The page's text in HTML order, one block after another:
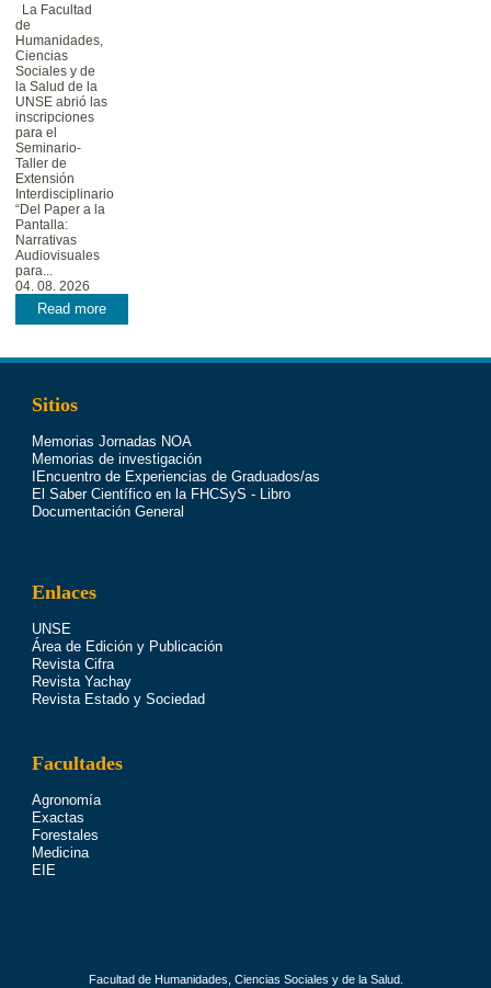
La Facultad
de
Humanidades,
Ciencias
Sociales y de
la Salud de la
UNSE abrió las
inscripciones
para el
Seminario-
Taller de
Extensión
Interdisciplinario
“Del Paper a la
Pantalla:
Narrativas
Audiovisuales
para...
04. 08. 2026
Read more
Sitios
Memorias Jornadas NOA
Memorias de investigación
IEncuentro de Experiencias de Graduados/as
El Saber Científico en la FHCSyS - Libro
Documentación General
Enlaces
UNSE
Área de Edición y Publicación
Revista Cifra
Revista Yachay
Revista Estado y Sociedad
Facultades
Agronomía
Exactas
Forestales
Medicina
EIE
Facultad de Humanidades, Ciencias Sociales y de la Salud.